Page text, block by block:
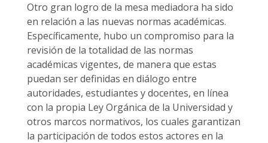
Otro gran logro de la mesa mediadora ha sido
en relación a las nuevas normas académicas.
Específicamente, hubo un compromiso para la
revisión de la totalidad de las normas
académicas vigentes, de manera que estas
puedan ser definidas en diálogo entre
autoridades, estudiantes y docentes, en línea
con la propia Ley Orgánica de la Universidad y
otros marcos normativos, los cuales garantizan
la participación de todos estos actores en la